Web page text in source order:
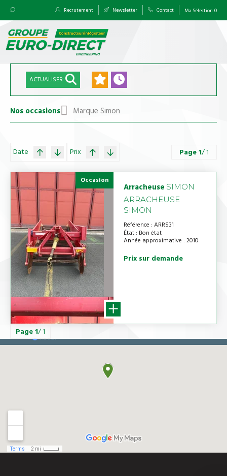
Recrutement Newsletter Contact Ma Sélection 0
ACTUALISER
Nos occasions Marque Simon
Date Prix Page1/ 1
Occasion
Arracheuse SIMON
ARRACHEUSE
SIMON
Référence ARRS31
État Bon état
Année approximative 2010
Prix sur demande
Page1/ 1